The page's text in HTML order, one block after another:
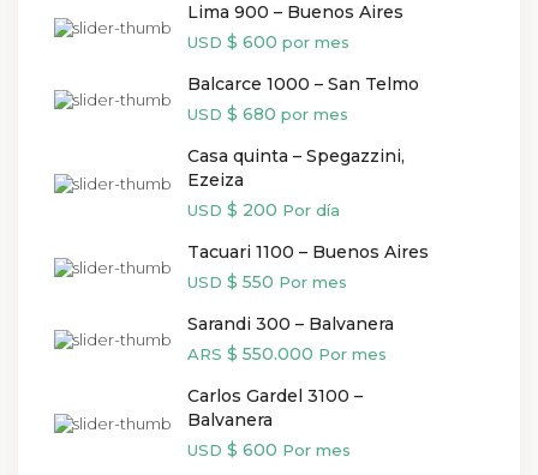
Lima 900 – Buenos Aires
USD $ 600 por mes
Balcarce 1000 – San Telmo
USD $ 680 por mes
Casa quinta – Spegazzini,
Ezeiza
USD $ 200 Por día
Tacuari 1100 – Buenos Aires
USD $ 550 Por mes
Sarandi 300 – Balvanera
ARS $ 550.000 Por mes
Carlos Gardel 3100 –
Balvanera
USD $ 600 Por mes